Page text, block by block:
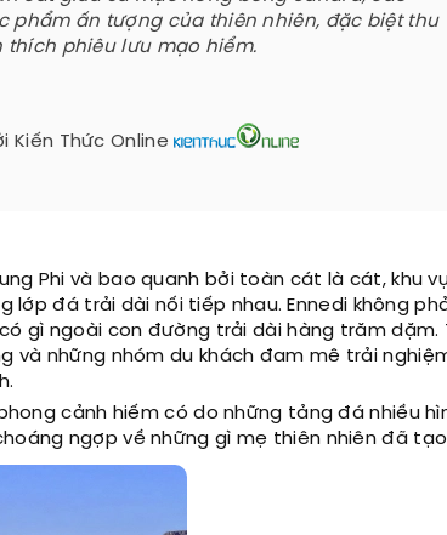
phẩm ấn tượng của thiên nhiên, đặc biệt thu
thích phiêu lưu mạo hiểm.
Kiến Thức Online
Phi và bao quanh bởi toàn cát là cát, khu
đá trải dài nối tiếp nhau. Ennedi không
gì ngoài con đường trải dài hàng trăm dặm.
và những nhóm du khách đam mê trải
cảnh hiếm có do những tảng đá nhiều
ngợp về những gì mẹ thiên nhiên đã tạo